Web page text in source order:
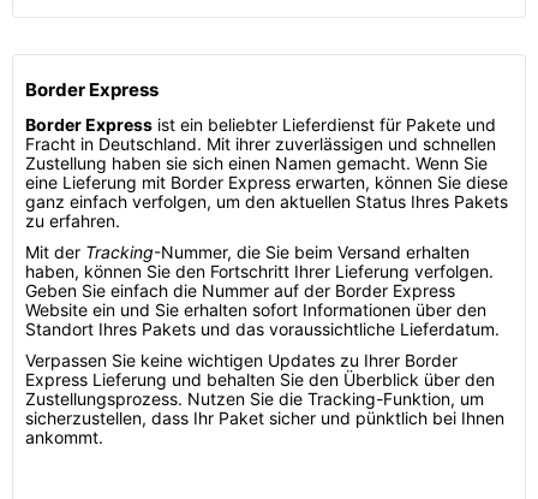
Border Express
Border Express ist ein beliebter Lieferdienst für Pakete und
Fracht in Deutschland. Mit ihrer zuverlässigen und schnellen
Zustellung haben sie sich einen Namen gemacht. Wenn Sie
eine Lieferung mit Border Express erwarten, können Sie diese
ganz einfach verfolgen, um den aktuellen Status Ihres Pakets
zu erfahren.
Mit der Tracking-Nummer, die Sie beim Versand erhalten
haben, können Sie den Fortschritt Ihrer Lieferung verfolgen.
Geben Sie einfach die Nummer auf der Border Express
Website ein und Sie erhalten sofort Informationen über den
Standort Ihres Pakets und das voraussichtliche Lieferdatum.
Verpassen Sie keine wichtigen Updates zu Ihrer Border
Express Lieferung und behalten Sie den Überblick über den
Zustellungsprozess. Nutzen Sie die Tracking-Funktion, um
sicherzustellen, dass Ihr Paket sicher und pünktlich bei Ihnen
ankommt.